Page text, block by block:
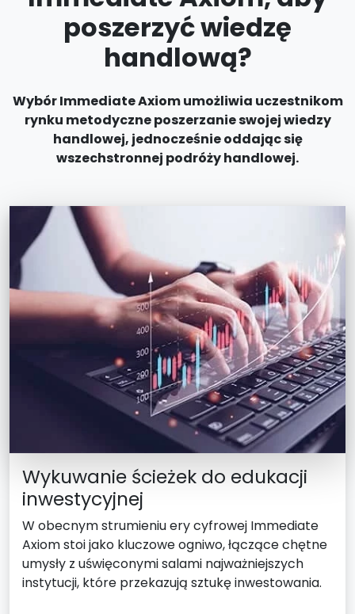
poszerzyć wiedzę
handlową?
Wybór Immediate Axiom umożliwia uczestnikom
rynku metodyczne poszerzanie swojej wiedzy
handlowej, jednocześnie oddając się
wszechstronnej podróży handlowej.
Wykuwanie ścieżek do edukacji
inwestycyjnej
W obecnym strumieniu ery cyfrowej Immediate
Axiom stoi jako kluczowe ogniwo, łączące chętne
umysły z uświęconymi salami najważniejszych
instytucji, które przekazują sztukę inwestowania.